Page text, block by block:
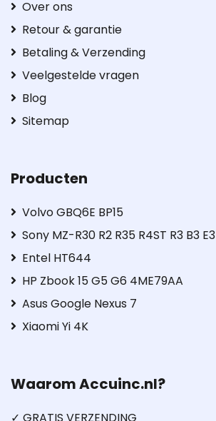
Over ons
Retour & garantie
Betaling & Verzending
Veelgestelde vragen
Blog
Sitemap
Producten
Volvo GBQ6E BP15
Sony MZ-R30 R2 R35 R4ST R3 B3 E3
Entel HT644
HP Zbook 15 G5 G6 4ME79AA
Asus Google Nexus 7
Xiaomi Yi 4K
Waarom Accuinc.nl?